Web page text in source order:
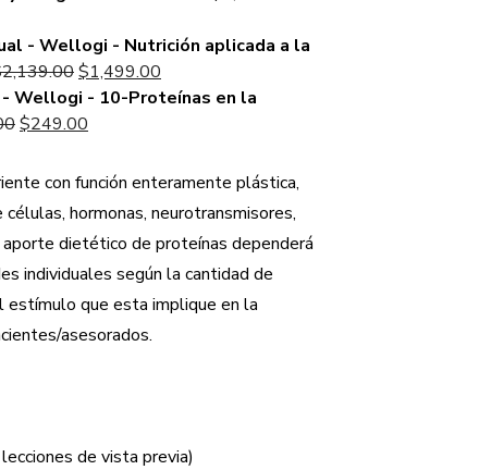
was:
- Wellogi - Nutrición aplicada a la
2,139.00Original
price
was:
$1,499.00
price
- Wellogi - 10-Proteínas en la
Original
was:
$384.00.
$249.00
is:
con función enteramente plástica,
hormonas, neurotransmisores,
dietético de proteínas dependerá
individuales según la cantidad de
estímulo que esta implique en la
asesorados.
de vista previa)